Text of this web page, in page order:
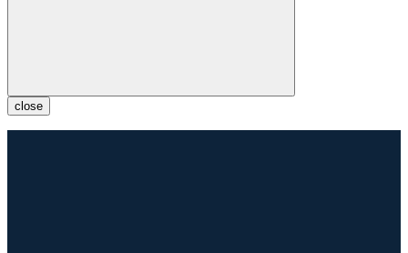
close